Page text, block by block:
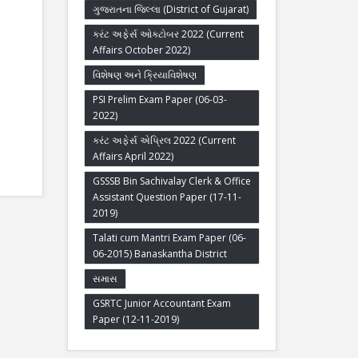
ગુજરાતના જિલ્લા (District of Gujarat)
કરંટ અફેર્સ ઓક્ટોબર 2022 (Current
Affairs October 2022)
વિશેષણ અને ક્રિયાવિશેષણ
PSI Prelim Exam Paper (06-03-
2022)
કરંટ અફેર્સ એપ્રિલ 2022 (Current
Affairs April 2022)
GSSSB Bin Sachivalay Clerk & Office
Assistant Question Paper (17-11-
2019)
Talati cum Mantri Exam Paper (06-
06-2015) Banaskantha District
સમાસ
GSRTC Junior Accountant Exam
Paper (12-11-2019)